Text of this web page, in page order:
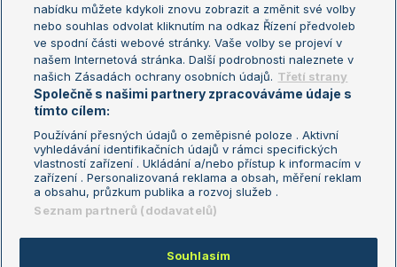
Aktualní trendy
Fotbalové přestupy
Livesport Daily
LS Prague Open
Podmínky užití
Nastavení soukromí
GDPR a žurnalistika
Reklama
Kontakt
Informace o zpracování osobních
údajů
nabídku můžete kdykoli znovu zobrazit a změnit své volby
nebo souhlas odvolat kliknutím na odkaz Řízení předvoleb
ve spodní části webové stránky. Vaše volby se projeví v
našem Internetová stránka. Další podrobnosti naleznete v
našich Zásadách ochrany osobních údajů. Třetí strany
Společně s našimi partnery zpracováváme údaje s
tímto cílem:
Používání přesných údajů o zeměpisné poloze . Aktivní
vyhledávání identifikačních údajů v rámci specifických
vlastností zařízení . Ukládání a/nebo přístup k informacím v
zařízení . Personalizovaná reklama a obsah, měření reklam
a obsahu, průzkum publika a rozvoj služeb .
Seznam partnerů (dodavatelů)
Souhlasím